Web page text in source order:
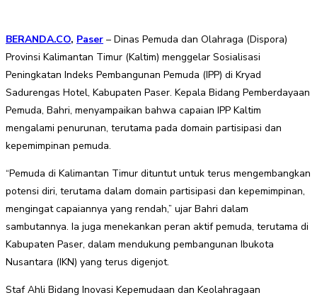
BERANDA.CO, Paser – Dinas Pemuda dan Olahraga (Dispora)
Provinsi Kalimantan Timur (Kaltim) menggelar Sosialisasi
Peningkatan Indeks Pembangunan Pemuda (IPP) di Kryad
Sadurengas Hotel, Kabupaten Paser. Kepala Bidang Pemberdayaan
Pemuda, Bahri, menyampaikan bahwa capaian IPP Kaltim
mengalami penurunan, terutama pada domain partisipasi dan
kepemimpinan pemuda.
“Pemuda di Kalimantan Timur dituntut untuk terus mengembangkan
potensi diri, terutama dalam domain partisipasi dan kepemimpinan,
mengingat capaiannya yang rendah,” ujar Bahri dalam
sambutannya. Ia juga menekankan peran aktif pemuda, terutama di
Kabupaten Paser, dalam mendukung pembangunan Ibukota
Nusantara (IKN) yang terus digenjot.
Staf Ahli Bidang Inovasi Kepemudaan dan Keolahragaan